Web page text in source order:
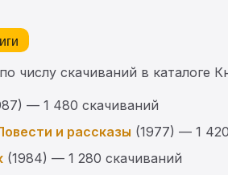
числу скачиваний в каталоге
— 1 480 скачиваний
и рассказы (1977) — 1
(1984) — 1 280 скачиваний